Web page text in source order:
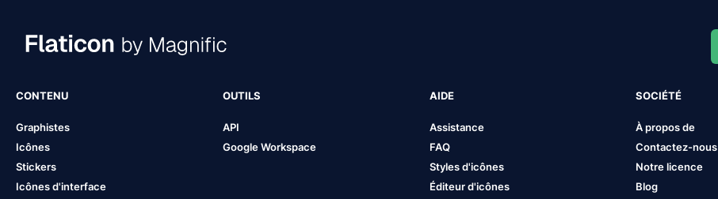
CONTENU
Graphistes
Icônes
Stickers
Icônes d'interface
OUTILS
API
Google Workspace
AIDE
Assistance
FAQ
Styles d'icônes
Éditeur d'icônes
SOCIÉTÉ
À propos de
Contactez-nous
Notre licence
Blog